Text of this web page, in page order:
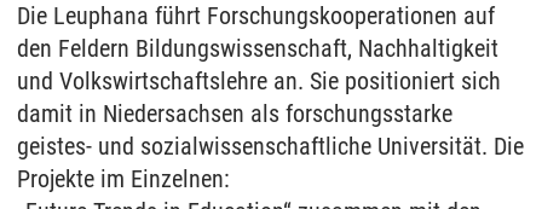
Die Leuphana führt Forschungskooperationen auf
den Feldern Bildungswissenschaft, Nachhaltigkeit
und Volkswirtschaftslehre an. Sie positioniert sich
damit in Niedersachsen als forschungsstarke
geistes- und sozialwissenschaftliche Universität. Die
Projekte im Einzelnen: